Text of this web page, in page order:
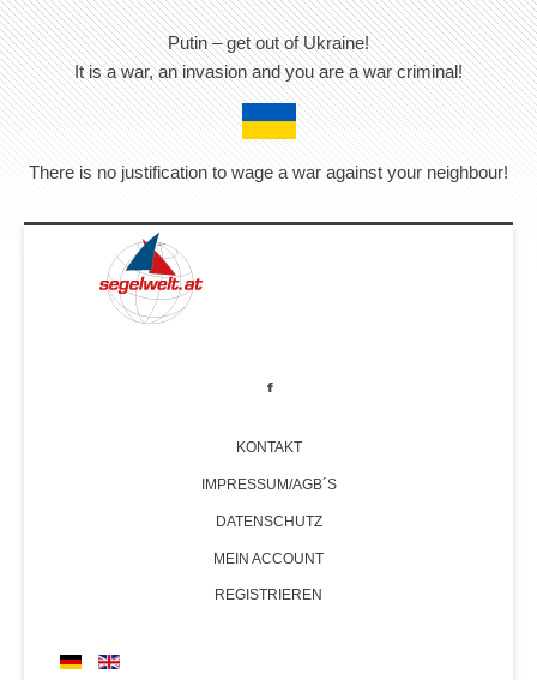
Putin – get out of Ukraine!
It is a war, an invasion and you are a war criminal!
There is no justification to wage a war against your neighbour!
KONTAKT
IMPRESSUM/AGB´S
DATENSCHUTZ
MEIN ACCOUNT
REGISTRIEREN